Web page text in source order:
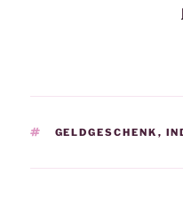
SCHLAGWÖRTER
GELDGESCHENK ,